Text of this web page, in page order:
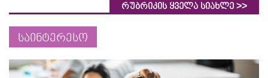
რუბრიკის ყველა სიახლე >>
საინტერესო